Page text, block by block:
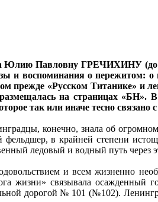
Юлию Павловну ГРЕЧИХИНУ (до
и воспоминания о пережитом:
«Русском Титанике» и
на страницах «БН».
так или иначе тесно
конечно, знала об
в крайней степени
ледовый и водный путь через
и всем жизненно
жизни» связывала осажденный
дорогой № 101 (№102).